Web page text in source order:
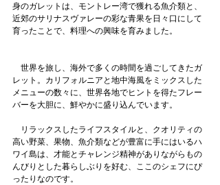
身のガレットは、モントレー湾で獲れる魚介類と、
近郊のサリナスヴァレーの彩な青果を日々口にして
育ったことで、料理への興味を育みました。
世界を旅し、海外で多くの時間を過ごしてきたガ
レット。カリフォルニアと地中海風をミックスした
メニューの数々に、世界各地でヒントを得たフレー
バーを大胆に、鮮やかに盛り込んでいます。
リラックスしたライフスタイルと、クオリティの
高い野菜、果物、魚介類などが豊富に手にはいるハ
ワイ島は、才能とチャレンジ精神がありながらもの
んびりとした暮らしぶりを好む、ここのシェフにぴ
ったりなのです。